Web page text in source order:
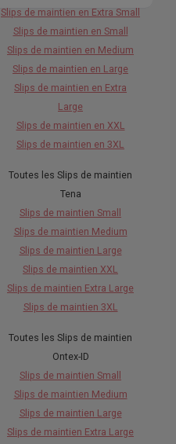
Slips de maintien en Extra Small
Slips de maintien en Small
Slips de maintien en Medium
Slips de maintien en Large
Slips de maintien en Extra
Large
Slips de maintien en XXL
Slips de maintien en 3XL
Toutes les Slips de maintien
Tena
Slips de maintien Small
Slips de maintien Medium
Slips de maintien Large
Slips de maintien XXL
Slips de maintien Extra Large
Slips de maintien 3XL
Toutes les Slips de maintien
Ontex-ID
Slips de maintien Small
Slips de maintien Medium
Slips de maintien Large
Slips de maintien Extra Large